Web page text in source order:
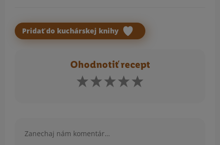
Pridať do kuchárskej knihy
Ohodnotiť recept